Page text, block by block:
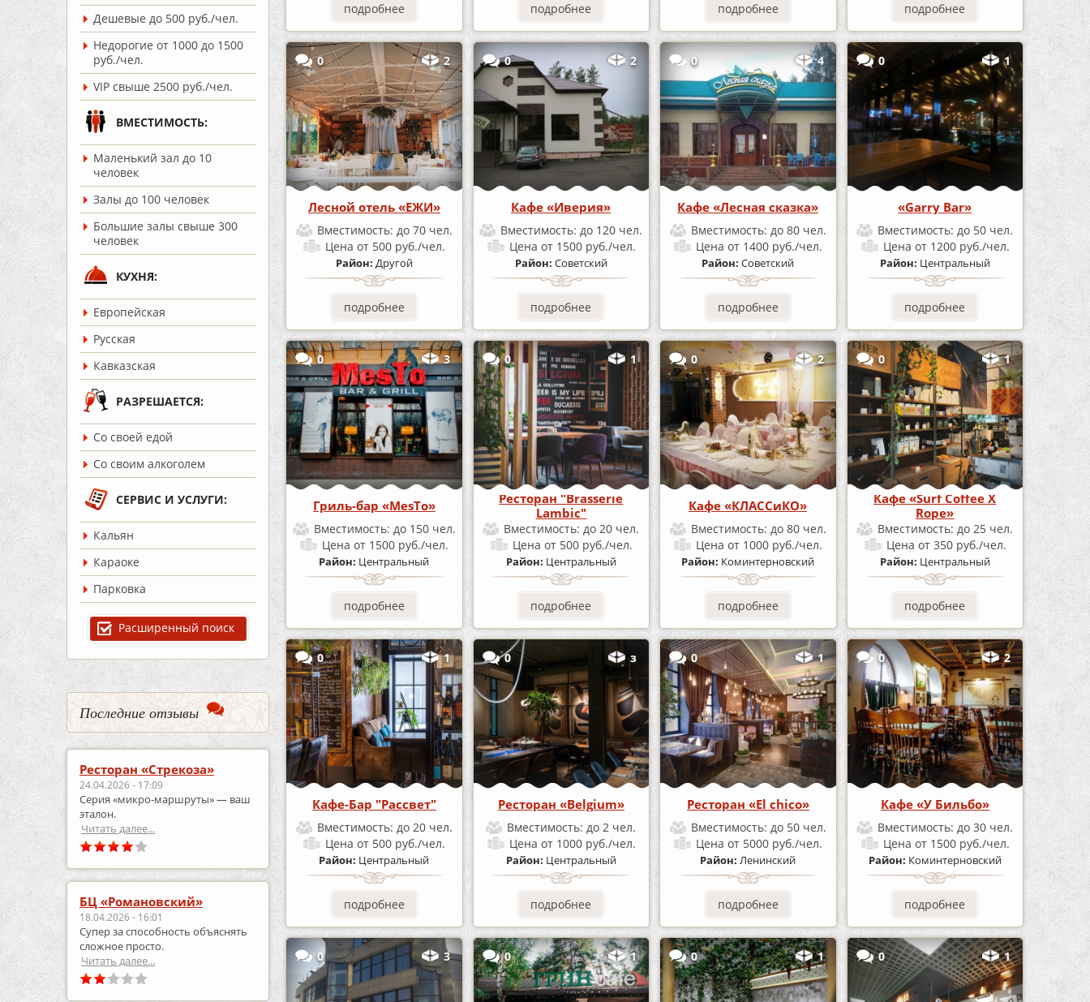
Дешевые до 500 руб./чел.
Недорогие от 1000 до 1500
руб./чел.
VIP свыше 2500 руб./чел.
ВМЕСТИМОСТЬ:
Маленький зал до 10
человек
Залы до 100 человек
Большие залы свыше 300
человек
КУХНЯ:
Европейская
Русская
Кавказская
РАЗРЕШАЕТСЯ:
Со своей едой
Со своим алкоголем
СЕРВИС И УСЛУГИ:
Кальян
Караоке
Парковка
Расширенный поиск
Последние отзывы
Ресторан «Стрекоза»
24.04.2026 - 17:09
Серия «микро‑маршруты» — ваш
эталон.
Читать далее...
БЦ «Романовский»
18.04.2026 - 16:01
Супер за способность объяснять
сложное просто.
Читать далее...
подробнее подробнее подробнее подробнее
0 2
Лесной отель «ЕЖИ»
Вместимость: до 70 чел.
Ценаот 500 руб./чел.
Район: Другой
подробнее
0 2
Кафе «Иверия»
Вместимость:до 120 чел.
Цена от 1500 руб./чел.
Район: Советский
подробнее
0 4
Кафе «Лесная сказка»
Вместимость: до 80 чел.
Ценаот 1400 руб./чел.
Район:Советский
подробнее
0 1
«Garry Bar»
Вместимость:до 50 чел.
Цена от 1200 руб./чел.
Район: Центральный
подробнее
0 3
Гриль-бар «MesTo»
Вместимость: до 150 чел.
Ценаот 1500 руб./чел.
Район: Центральный
подробнее
0 1
Ресторан "Brasserie
Lambic"
Вместимость:до 20 чел.
Цена от 500 руб./чел.
Район: Центральный
подробнее
0 2
Кафе «КЛАССиКО»
Вместимость: до 80 чел.
Ценаот 1000 руб./чел.
Район: Коминтерновский
подробнее
0 1
Кафе «Surf Coffee X
Rope»
Вместимость:до 25 чел.
Цена от 350 руб./чел.
Район: Центральный
подробнее
0 1
Кафе-Бар "Рассвет"
Вместимость: до 20 чел.
Ценаот 500 руб./чел.
Район: Центральный
подробнее
0 з
Ресторан «Belgium»
Вместимость:до 2 чел.
Цена от 1000 руб./чел.
Район: Центральный
подробнее
0 1
Ресторан «El chico»
Вместимость: до 50 чел.
Ценаот 5000 руб./чел.
Район:Ленинский
подробнее
0 2
Кафе «У Бильбо»
Вместимость:до 30 чел.
Цена от 1500 руб./чел.
Район: Коминтерновский
подробнее
0 3 0 1 0 1 0 1